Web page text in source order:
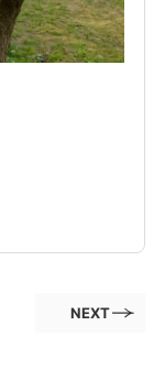
NEXT